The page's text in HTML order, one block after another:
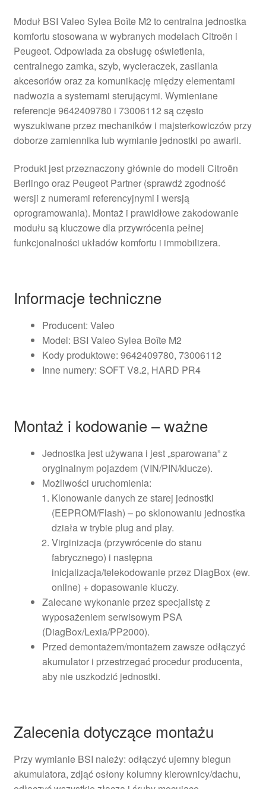
Moduł BSI Valeo Sylea Boîte M2 to centralna jednostka
komfortu stosowana w wybranych modelach Citroën i
Peugeot. Odpowiada za obsługę oświetlenia,
centralnego zamka, szyb, wycieraczek, zasilania
akcesoriów oraz za komunikację między elementami
nadwozia a systemami sterującymi. Wymieniane
referencje 9642409780 i 73006112 są często
wyszukiwane przez mechaników i majsterkowiczów przy
doborze zamiennika lub wymianie jednostki po awarii.
Produkt jest przeznaczony głównie do modeli Citroën
Berlingo oraz Peugeot Partner (sprawdź zgodność
wersji z numerami referencyjnymi i wersją
oprogramowania). Montaż i prawidłowe zakodowanie
modułu są kluczowe dla przywrócenia pełnej
funkcjonalności układów komfortu i immobilizera.
Informacje techniczne
Producent: Valeo
Model: BSI Valeo Sylea Boîte M2
Kody produktowe: 9642409780, 73006112
Inne numery: SOFT V8.2, HARD PR4
Montaż i kodowanie – ważne
Jednostka jest używana i jest „sparowana” z
oryginalnym pojazdem (VIN/PIN/klucze).
Możliwości uruchomienia:
Klonowanie danych ze starej jednostki
(EEPROM/Flash) – po sklonowaniu jednostka
działa w trybie plug and play.
Virginizacja (przywrócenie do stanu
fabrycznego) i następna
inicjalizacja/telekodowanie przez DiagBox (ew.
online) + dopasowanie kluczy.
Zalecane wykonanie przez specjalistę z
wyposażeniem serwisowym PSA
(DiagBox/Lexia/PP2000).
Przed demontażem/montażem zawsze odłączyć
akumulator i przestrzegać procedur producenta,
aby nie uszkodzić jednostki.
Zalecenia dotyczące montażu
Przy wymianie BSI należy: odłączyć ujemny biegun
akumulatora, zdjąć osłony kolumny kierownicy/dachu,